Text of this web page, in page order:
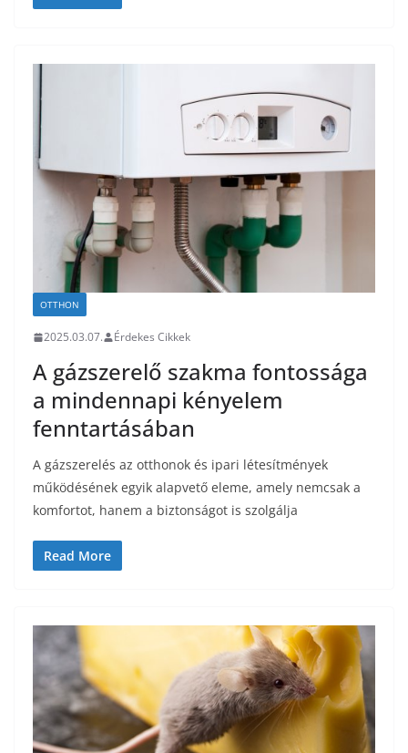
OTTHON
2025.03.07. Érdekes Cikkek
A gázszerelő szakma fontossága
a mindennapi kényelem
fenntartásában
A gázszerelés az otthonok és ipari létesítmények
működésének egyik alapvető eleme, amely nemcsak a
komfortot, hanem a biztonságot is szolgálja
Read More